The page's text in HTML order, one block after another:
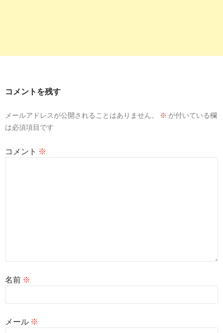
コメントを残す
メールアドレスが公開されることはありません。 ※ が付いている欄
は必須項目です
コメント ※
名前 ※
メール ※